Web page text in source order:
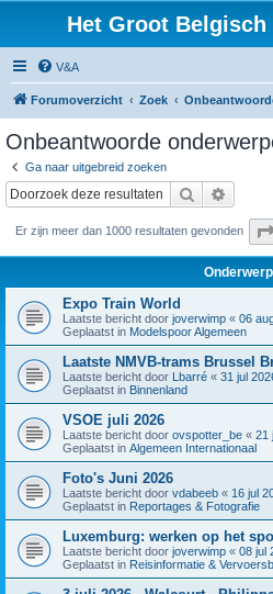
Het Groot Belgisch
V&A
Forumoverzicht Zoek
Onbeantwoorde
Ga naar uitgebreid zoeken
Zoek
Er zijn meer dan 1000 resultaten gevonden
Expo Train World
Laatste bericht door joverwimp « 06
Geplaatst in Modelspoor Algemeen
Laatste NMVB-trams Brussel
Laatste bericht door Lbarré « 31 jul
Geplaatst in Binnenland
VSOE juli 2026
Laatste bericht door ovspotter_be « 21
Geplaatst in Algemeen Internationaal
Foto's Juni 2026
Laatste bericht door vdabeeb « 16 jul
Geplaatst in Reportages & Fotografie
Luxemburg: werken op het
Laatste bericht door joverwimp « 08 jul
Geplaatst in Reisinformatie &